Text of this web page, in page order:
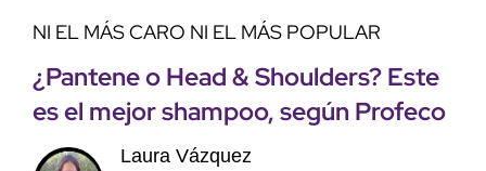
NI EL MÁS CARO NI EL MÁS POPULAR
¿Pantene o Head & Shoulders? Este
es el mejor shampoo, según Profeco
Laura Vázquez